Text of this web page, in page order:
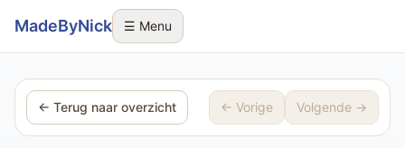
Sla navigatie over
MadeByNick ☰ Menu
← Terug naar overzicht ← Vorige Volgende →